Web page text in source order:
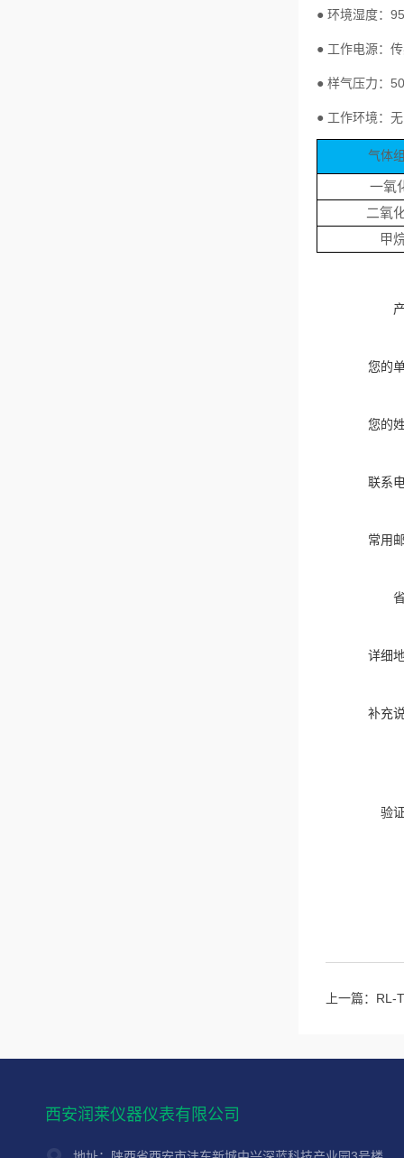
● 环境湿度：
● 工作电源：
● 样气压力：
● 工作环境：
气体
一氧
二氧
甲
您的
您的
联系
常用
详细
补充
验
上一篇： RL-
西安润莱仪器仪表有限公司